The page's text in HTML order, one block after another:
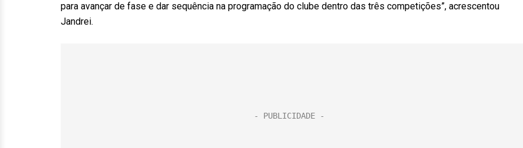
para avançar de fase e dar sequência na programação do clube dentro das três competições”, acrescentou
Jandrei.